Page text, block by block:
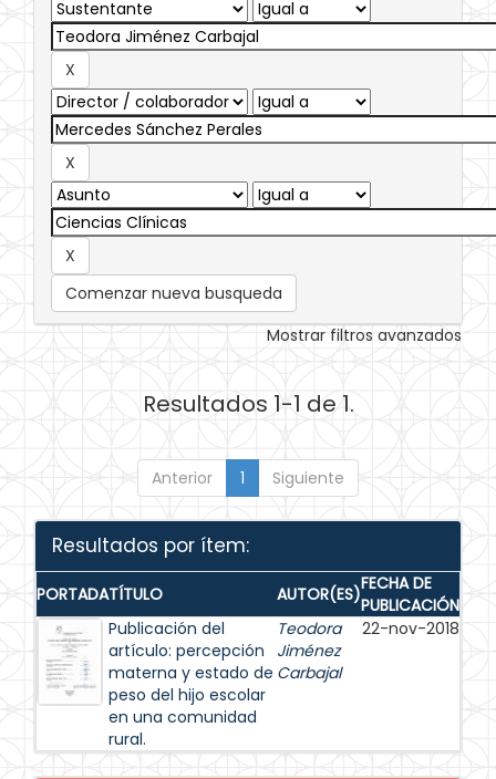
Comenzar nueva busqueda
Mostrar filtros avanzados
Resultados 1-1 de 1.
Anterior 1 Siguiente
Resultados por ítem:
PORTADATÍTULO AUTOR(ES)FECHA DE
PUBLICACIÓN
Publicación del
artículo: percepción
materna y estado de
peso del hijo escolar
en una comunidad
rural.
Teodora
Jiménez
Carbajal
22-nov-2018